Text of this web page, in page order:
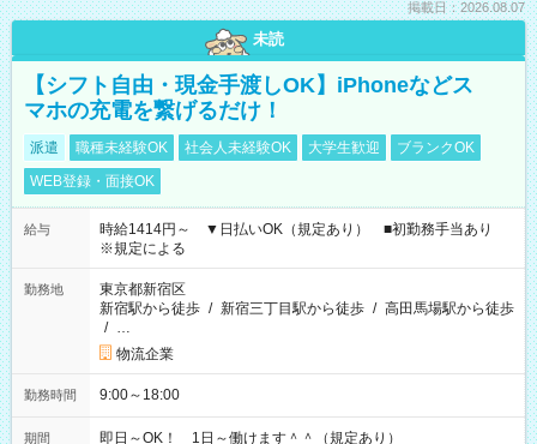
掲載日：2026.08.07
未読
【シフト自由・現金手渡しOK】iPhoneなどス
マホの充電を繋げるだけ！
派遣 職種未経験OK 社会人未経験OK 大学生歓迎
ブランクOK
WEB登録・面接OK
給与
時給1414円～ ▼日払いOK（規定あり） ■初勤務手当あり
※規定による
勤務地
東京都新宿区
新宿駅から徒歩 / 新宿三丁目駅から徒歩 / 高田馬場駅から徒歩
/ …
物流企業
勤務時間 9:00～18:00
期間 即日～OK！ 1日～働けます＾＾（規定あり）